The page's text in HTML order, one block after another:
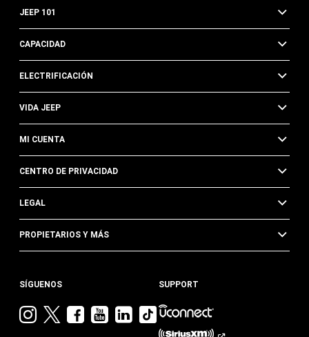
JEEP 101
CAPACIDAD
ELECTRIFICACIÓN
VIDA JEEP
MI CUENTA
CENTRO DE PRIVACIDAD
LEGAL
PROPIETARIOS Y MÁS
SÍGUENOS
VisitaVisitaVisitaVisitaVisita
Jeep
Visita
Jeep
SUPPORT